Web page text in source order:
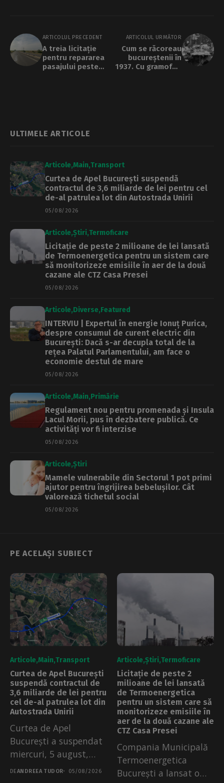
ARTICOLUL PRECEDENT
A treia licitație
pentru repararea
pasajului peste
ARTICOLUL URMĂTOR
Cum se răcoreau
bucureștenii în
1937. Cu gramofon
ULTIMELE ARTICOLE
Articole Main Transport
Curtea de Apel București suspendă
contractul de 3,6 miliarde de lei pentru cel
de-al patrulea lot din Autostrada Unirii
05/08/2026
Articole Știri Termoficare
Licitație de peste 2 milioane de lei lansată
de Termoenergetica pentru un sistem care
să monitorizeze emisiile în aer de la două
cazane ale CTZ Casa Presei
05/08/2026
Articole Diverse Featured
INTERVIU | Expertul în energie Ionuț Purica,
despre consumul de curent electric din
București: Dacă s-ar decupla total de la
rețea Palatul Parlamentului, am face o
economie destul de mare
05/08/2026
Articole Main Primărie
Regulament nou pentru promenada și Insula
Lacul Morii, pus în dezbatere publică. Ce
activități vor fi interzise
05/08/2026
Articole Știri
Mamele vulnerabile din Sectorul 1 pot primi
ajutor pentru îngrijirea bebelușilor. Cât
valorează tichetul social
05/08/2026
PE ACELAȘI SUBIECT
Articole Main Transport
Curtea de Apel București
suspendă contractul de
3,6 miliarde de lei pentru
cel de-al patrulea lot din
Autostrada Unirii
Curtea de Apel
București a suspendat
miercuri, 5 august,
contractul de circa...
DEANDREEA TUDOR 05/08/2026
Articole Știri Termoficare
Licitație de peste 2
milioane de lei lansată
de Termoenergetica
pentru un sistem care să
monitorizeze emisiile în
aer de la două cazane ale
CTZ Casa Presei
Compania Municipală
Termoenergetica
București a lansat o